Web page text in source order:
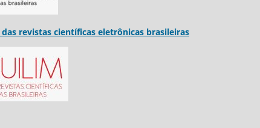
revistas científicas eletrônicas brasileiras